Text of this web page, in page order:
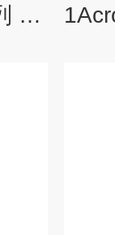
1爱光 RZE‑S‑8000 系列 分离式力值传感器